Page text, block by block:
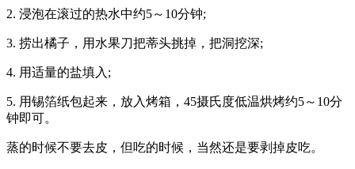
2. 浸泡在滚过的热水中约5～10分钟;
3. 捞出橘子，用水果刀把蒂头挑掉，把洞挖深;
4. 用适量的盐填入;
5. 用锡箔纸包起来，放入烤箱，45摄氏度低温烘烤约5～10分
钟即可。
蒸的时候不要去皮，但吃的时候，当然还是要剥掉皮吃。